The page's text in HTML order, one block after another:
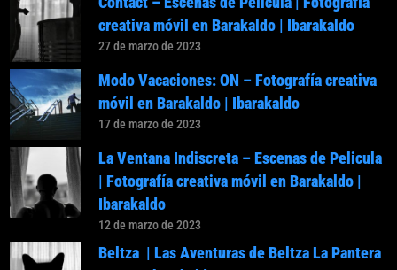
creativa móvil en Barakaldo | Ibarakaldo
27 de marzo de 2023
Modo Vacaciones: ON – Fotografía creativa
móvil en Barakaldo | Ibarakaldo
17 de marzo de 2023
La Ventana Indiscreta – Escenas de Pelicula
| Fotografía creativa móvil en Barakaldo |
Ibarakaldo
12 de marzo de 2023
Beltza | Las Aventuras de Beltza La Pantera